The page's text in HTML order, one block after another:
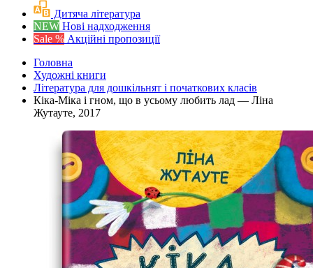
Дитяча література
NEW Нові надходження
Sale % Акційні пропозиції
Головна
Художні книги
Література для дошкільнят і початкових класів
Кіка-Міка і гном, що в усьому любить лад — Ліна
Жутауте, 2017